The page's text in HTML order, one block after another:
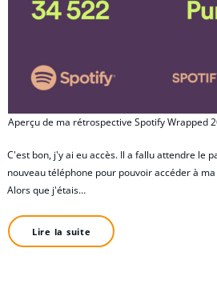
Aperçu de ma rétrospective Spotify Wrapped
C'est bon, j'y ai eu accès. Il a fallu attendre le
nouveau téléphone pour pouvoir accéder à
Alors que j'étais…
Lire la suite